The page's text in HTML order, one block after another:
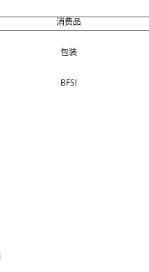
消费品
包装
BFSI